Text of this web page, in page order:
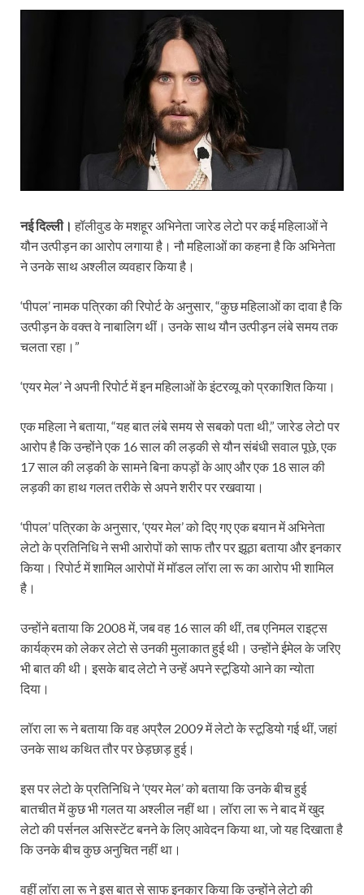
नई दिल्ली।हॉलीवुड के मशहूर अभिनेता जारेड लेटो पर कई महिलाओं ने
यौन उत्पीड़न का आरोप लगाया है। नौ महिलाओं का कहना है कि अभिनेता
ने उनके साथ अश्लील व्यवहार किया है।
‘पीपल’ नामक पत्रिका की रिपोर्ट के अनुसार, “कुछ महिलाओं का दावा है कि
उत्पीड़न के वक्त वे नाबालिग थीं। उनके साथ यौन उत्पीड़न लंबे समय तक
चलता रहा।”
‘एयर मेल’ ने अपनी रिपोर्ट में इन महिलाओं के इंटरव्यू को प्रकाशित किया।
एक महिला ने बताया, “यह बात लंबे समय से सबको पता थी,” जारेड लेटो पर
आरोप है कि उन्होंने एक 16 साल की लड़की से यौन संबंधी सवाल पूछे, एक
17 साल की लड़की के सामने बिना कपड़ों के आए और एक 18 साल की
लड़की का हाथ गलत तरीके से अपने शरीर पर रखवाया।
‘पीपल’ पत्रिका के अनुसार, ‘एयर मेल’ को दिए गए एक बयान में अभिनेता
लेटो के प्रतिनिधि ने सभी आरोपों को साफ तौर पर झूठा बताया और इनकार
किया। रिपोर्ट में शामिल आरोपों में मॉडल लॉरा ला रू का आरोप भी शामिल
है।
उन्होंने बताया कि 2008 में, जब वह 16 साल की थीं, तब एनिमल राइट्स
कार्यक्रम को लेकर लेटो से उनकी मुलाकात हुई थी। उन्होंने ईमेल के जरिए
भी बात की थी। इसके बाद लेटो ने उन्हें अपने स्टूडियो आने का न्योता
दिया।
लॉरा ला रू ने बताया कि वह अप्रैल 2009 में लेटो के स्टूडियो गई थीं, जहां
उनके साथ कथित तौर पर छेड़छाड़ हुई।
इस पर लेटो के प्रतिनिधि ने ‘एयर मेल’ को बताया कि उनके बीच हुई
बातचीत में कुछ भी गलत या अश्लील नहीं था। लॉरा ला रू ने बाद में खुद
लेटो की पर्सनल असिस्टेंट बनने के लिए आवेदन किया था, जो यह दिखाता है
कि उनके बीच कुछ अनुचित नहीं था।
वहीं लॉरा ला रू ने इस बात से साफ इनकार किया कि उन्होंने लेटो की